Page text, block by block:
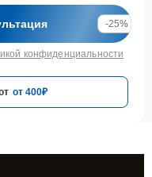
-25%
конфиденциальности
от 400₽